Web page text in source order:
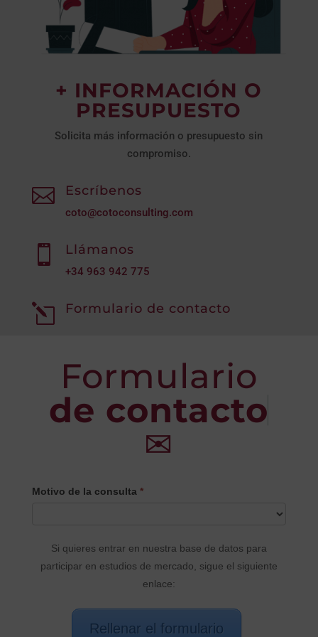
+ INFORMACIÓN O
PRESUPUESTO
Solicita más información o presupuesto sin
compromiso.
 Escríbenos
coto@cotoconsulting.com
 Llámanos
+34 963 942 775
l Formulario de contacto
Formulario
de contacto
✉
CONTACTO
Motivo de la consulta *
Si quieres entrar en nuestra base de datos para
participar en estudios de mercado, sigue el siguiente
enlace:
Rellenar el formulario